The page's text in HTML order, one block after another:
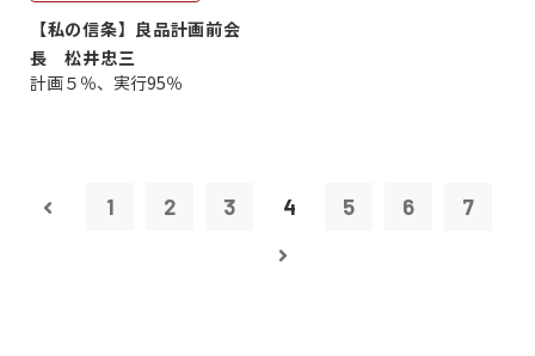
【私の信条】良品計画前会
長 松井忠三
計画５％、実行95％
1 2 3 4 5 6 7